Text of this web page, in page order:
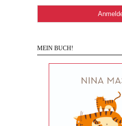
MEIN BUCH!